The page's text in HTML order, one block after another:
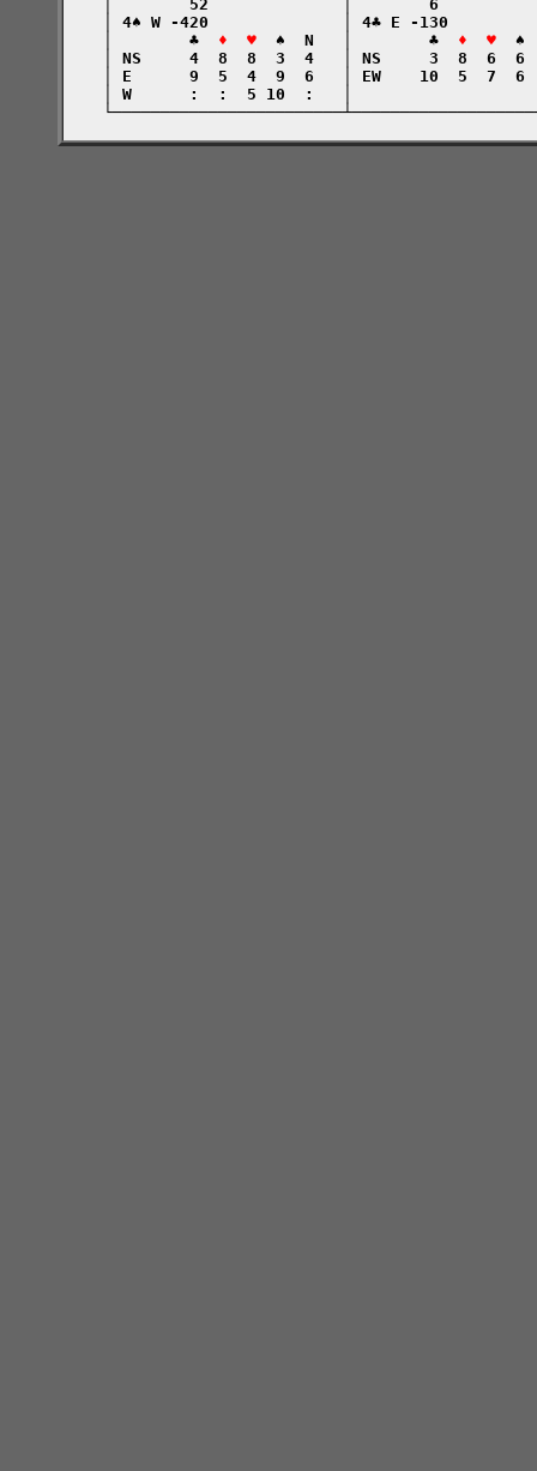
│        52              │        6
│ 4♠ W -420              │ 4♣ E -130
    │        ♣
♦  ♥
  ♠  N   │        ♣
♦  ♥
♠
│ NS     4  8  8  3  4   │ NS     3  8  6
│ E      9  5  4  9  6   │ EW    10  5  7
│ W      :  :  5 10  :   │